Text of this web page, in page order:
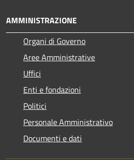
AMMINISTRAZIONE
Organi di Governo
Aree Amministrative
Uffici
Enti e fondazioni
Politici
Personale Amministrativo
Documenti e dati